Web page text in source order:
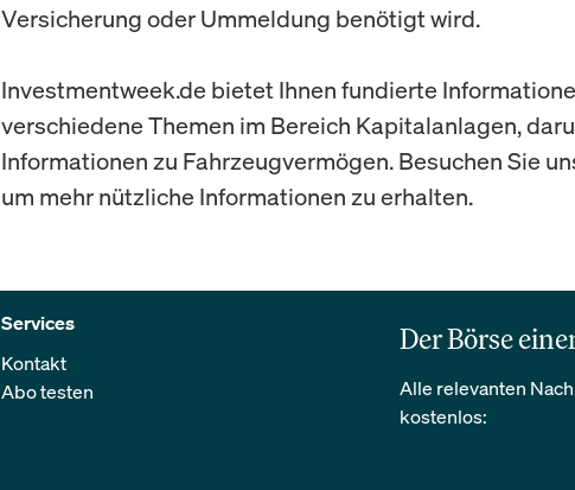
Versicherung oder Ummeldung benötigt wird.
Investmentweek.de bietet Ihnen fundierte
verschiedene Themen im Bereich Kapitalanlagen,
Informationen zu Fahrzeugvermögen. Besuchen Sie
um mehr nützliche Informationen zu erhalten.
Services
Kontakt
Abo testen
Der Börse
Alle relevanten
kostenlos: